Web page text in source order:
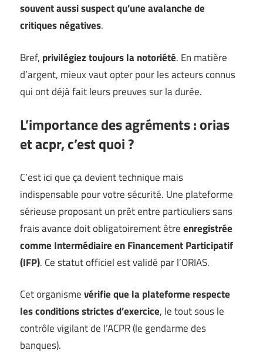
souvent aussi suspect qu’une avalanche de
critiques négatives.
Bref, privilégiez toujours la notoriété. En matière
d’argent, mieux vaut opter pour les acteurs connus
qui ont déjà fait leurs preuves sur la durée.
L’importance des agréments : orias
et acpr, c’est quoi ?
C’est ici que ça devient technique mais
indispensable pour votre sécurité. Une plateforme
sérieuse proposant un prêt entre particuliers sans
frais avance doit obligatoirement êtreenregistrée
comme Intermédiaire en Financement Participatif
(IFP). Ce statut officiel est validé par l’ORIAS.
Cet organismevérifie que la plateforme respecte
les conditions strictes d’exercice, le tout sous le
contrôle vigilant de l’ACPR (le gendarme des
banques).